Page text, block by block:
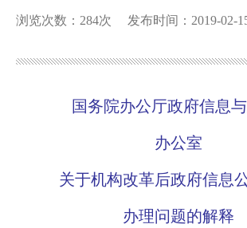
浏览次数： 284次 发布时间：2019-02-
国务院办公厅政府信息
办公室
关于机构改革后政府信息
办理问题的解释